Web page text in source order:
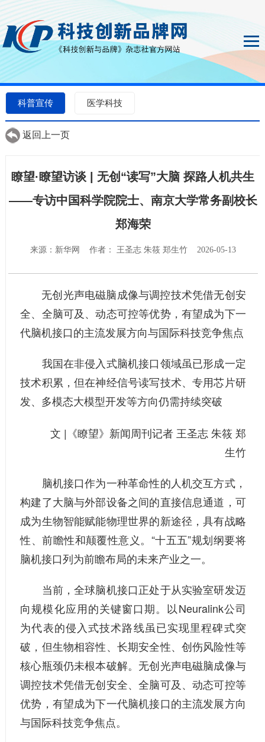
科普宣传 医学科技
返回上一页
瞭望·瞭望访谈 | 无创“读写”大脑 探路人机共生
——专访中国科学院院士、南京大学常务副校长
郑海荣
来源：新华网 作者： 王圣志 朱筱 郑生竹 2026-05-13
无创光声电磁脑成像与调控技术凭借无创安
全、全脑可及、动态可控等优势，有望成为下一
代脑机接口的主流发展方向与国际科技竞争焦点
我国在非侵入式脑机接口领域虽已形成一定
技术积累，但在神经信号读写技术、专用芯片研
发、多模态大模型开发等方向仍需持续突破
文 |《瞭望》新闻周刊记者 王圣志 朱筱 郑
生竹
脑机接口作为一种革命性的人机交互方式，
构建了大脑与外部设备之间的直接信息通道，可
成为生物智能赋能物理世界的新途径，具有战略
性、前瞻性和颠覆性意义。“十五五”规划纲要将
脑机接口列为前瞻布局的未来产业之一。
当前，全球脑机接口正处于从实验室研发迈
向规模化应用的关键窗口期。以Neuralink公司
为代表的侵入式技术路线虽已实现里程碑式突
破，但生物相容性、长期安全性、创伤风险性等
核心瓶颈仍未根本破解。无创光声电磁脑成像与
调控技术凭借无创安全、全脑可及、动态可控等
优势，有望成为下一代脑机接口的主流发展方向
与国际科技竞争焦点。